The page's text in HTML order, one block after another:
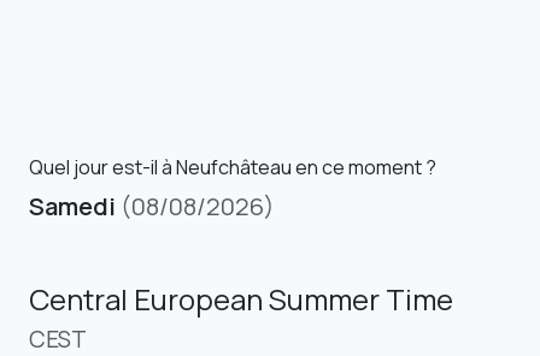
Quel jour est-il à Neufchâteau en ce moment ?
Samedi (08/08/2026)
Central European Summer Time
CEST